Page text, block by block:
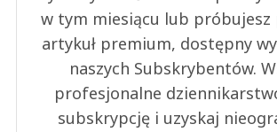
w tym miesiącu lub próbujesz
artykuł premium, dostępny
naszych Subskrybentów.
profesjonalne
subskrypcję i uzyskaj